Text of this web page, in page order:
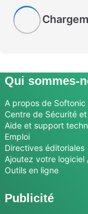
Qui sommes-
A propos de Softonic
Centre de Sécurité
Aide et support
Emploi
Directives éditoriales
Ajoutez votre logiciel
Outils en ligne
Publicité